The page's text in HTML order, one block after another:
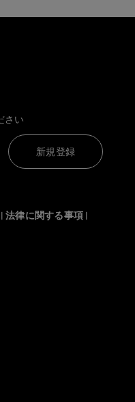
さい
新規登録
Youtube
TikTok
|法律に関する事項 |